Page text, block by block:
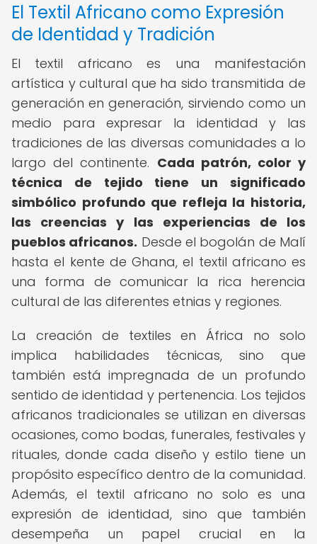
El Textil Africano como Expresión
de Identidad y Tradición
El textil africano es una manifestación
artística y cultural que ha sido transmitida de
generación en generación, sirviendo como un
medio para expresar la identidad y las
tradiciones de las diversas comunidades a lo
largo del continente. Cada patrón, color y
técnica de tejido tiene un significado
simbólico profundo que refleja la historia,
las creencias y las experiencias de los
pueblos africanos. Desde el bogolán de Malí
hasta el kente de Ghana, el textil africano es
una forma de comunicar la rica herencia
cultural de las diferentes etnias y regiones.
La creación de textiles en África no solo
implica habilidades técnicas, sino que
también está impregnada de un profundo
sentido de identidad y pertenencia. Los tejidos
africanos tradicionales se utilizan en diversas
ocasiones, como bodas, funerales, festivales y
rituales, donde cada diseño y estilo tiene un
propósito específico dentro de la comunidad.
Además, el textil africano no solo es una
expresión de identidad, sino que también
desempeña un papel crucial en la